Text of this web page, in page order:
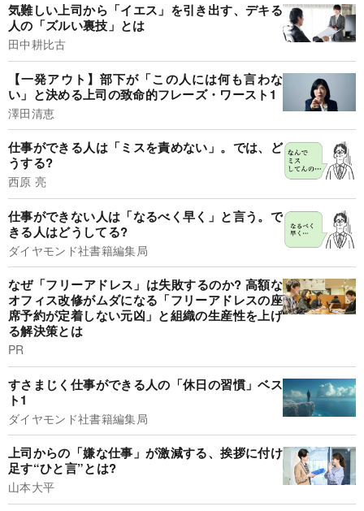
気難しい上司から「イエス」を引き出す、デキる
人の「ズルい裏技」とは
田中耕比古
【一発アウト】部下が「この人には何も言わな
い」と決める上司の致命的フレーズ・ワースト1
澤田清恵
仕事ができる人は「ミスを責めない」。では、ど
うする?
西原 亮
仕事ができない人は「なるべく早く」と言う。で
きる人はどうしてる?
ダイヤモンド社書籍編集局
なぜ「フリーアドレス」は失敗するのか? 高額な
オフィス改修がムダになる「フリーアドレスの座
席予約が定着しない元凶」と組織の生産性を上げ
る解決策とは
PR
すさまじく仕事ができる人の「休日の習慣」ベス
ト1
ダイヤモンド社書籍編集局
上司からの「嫌な仕事」が激減する、挨拶に付け
足す“ひと言”とは?
山本大平